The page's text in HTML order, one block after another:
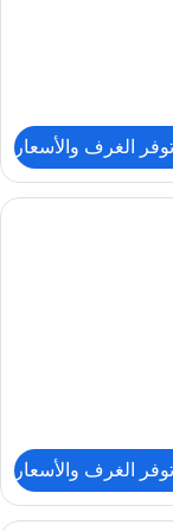
الغرف والأسعار
الغرف والأسعار